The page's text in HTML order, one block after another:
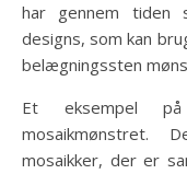
har gennem tiden
designs, som kan
belægningssten
Et eksempel
mosaikker, der er